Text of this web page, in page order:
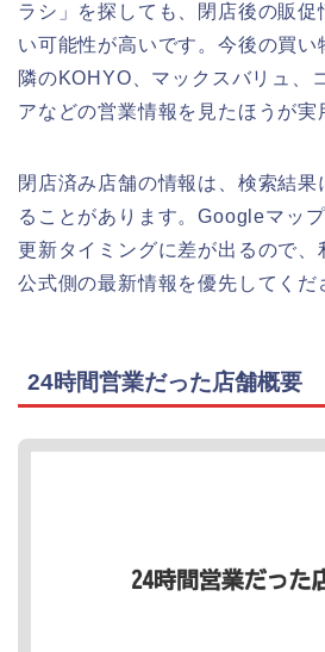
ラシ」を探しても、閉店後の販促
い可能性が高いです。今後の買い
隣のKOHYO、マックスバリュ、
アなどの営業情報を見たほうが実
閉店済み店舗の情報は、検索結
ることがあります。Googleマッ
更新タイミングに差が出るので、
公式側の最新情報を優先してくだ
24時間営業だった店舗概要